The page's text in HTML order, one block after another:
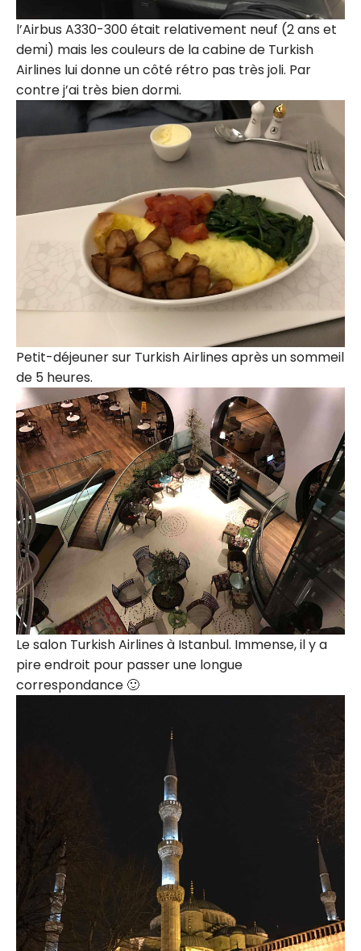
l’Airbus A330-300 était relativement neuf (2 ans et
demi) mais les couleurs de la cabine de Turkish
Airlines lui donne un côté rétro pas très joli. Par
contre j’ai très bien dormi.
Petit-déjeuner sur Turkish Airlines après un sommeil
de 5 heures.
Le salon Turkish Airlines à Istanbul. Immense, il y a
pire endroit pour passer une longue
correspondance 🙂